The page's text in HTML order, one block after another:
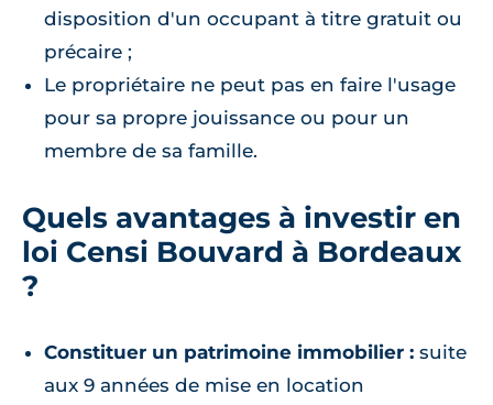
disposition d'un occupant à titre gratuit ou
précaire ;
Le propriétaire ne peut pas en faire l'usage
pour sa propre jouissance ou pour un
membre de sa famille.
Quels avantages à investir en
loi Censi Bouvard à Bordeaux
?
Constituer un patrimoine immobilier : suite
aux 9 années de mise en location